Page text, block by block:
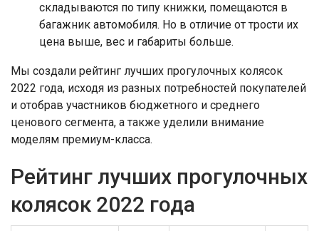
складываются по типу книжки, помещаются в
багажник автомобиля. Но в отличие от трости их
цена выше, вес и габариты больше.
Мы создали рейтинг лучших прогулочных колясок
2022 года, исходя из разных потребностей покупателей
и отобрав участников бюджетного и среднего
ценового сегмента, а также уделили внимание
моделям премиум-класса.
Рейтинг лучших прогулочных
колясок 2022 года